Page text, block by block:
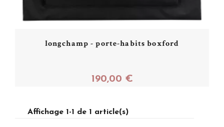
longchamp - porte-habits boxford
190,00 €
Affichage 1-1 de 1 article(s)